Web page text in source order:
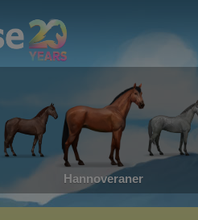
Hannoveraner